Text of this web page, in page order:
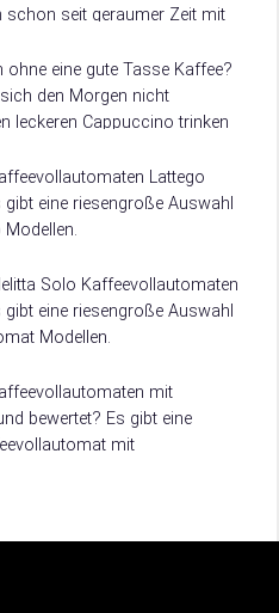
schon seit geraumer Zeit mit
eine gute Tasse Kaffee?
den Morgen nicht
leckeren Cappuccino trinken
Lattego
eine riesengroße Auswahl
von Kaffeevollautomat
Solo Kaffeevollautomaten
eine riesengroße Auswahl
Modellen.
von Melitta Solo mit
bewertet? Es gibt eine
mit